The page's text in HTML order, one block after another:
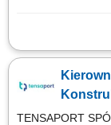
Miejsce pracy:
harmonogramem,
przepisami.
TENSAPORT